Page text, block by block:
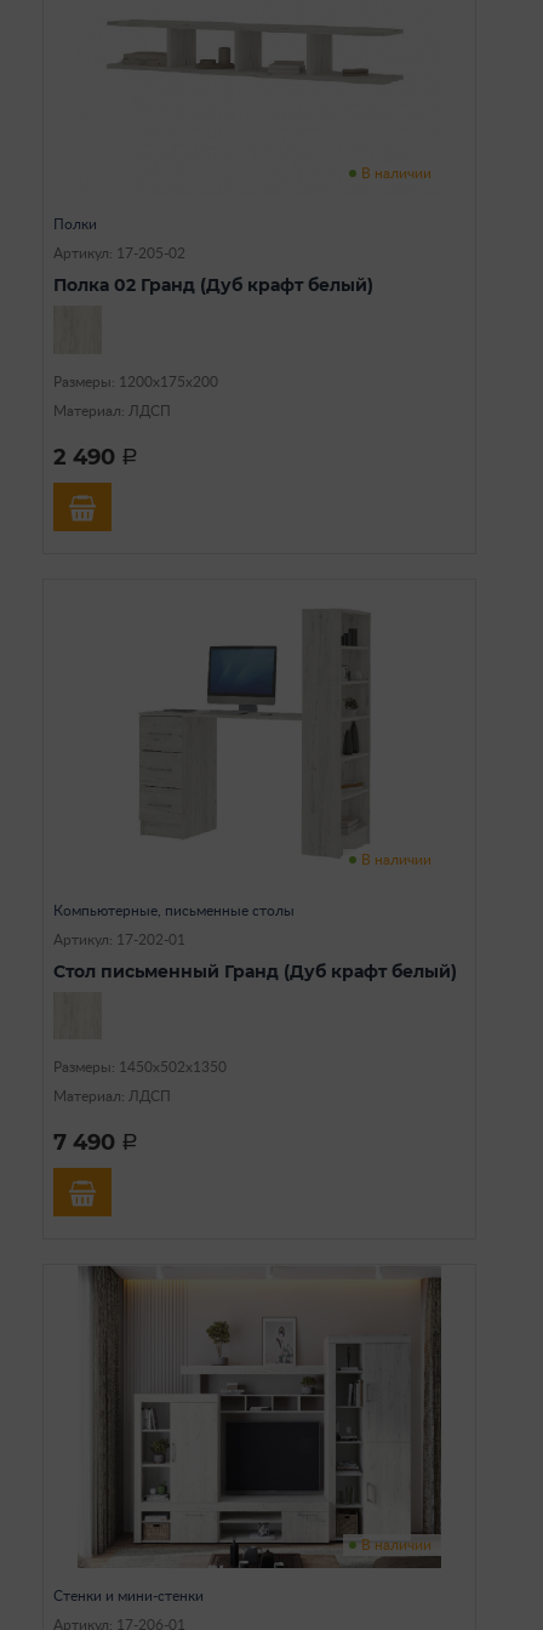
В наличии
Полки
Артикул: 17-205-02
Полка 02 Гранд (Дуб крафт белый)
Размеры: 1200х175х200
Материал: ЛДСП
2 490 a
В наличии
Компьютерные, письменные столы
Артикул: 17-202-01
Стол письменный Гранд (Дуб крафт белый)
Размеры: 1450х502х1350
Материал: ЛДСП
7 490 a
В наличии
Стенки и мини-стенки
Артикул: 17-206-01